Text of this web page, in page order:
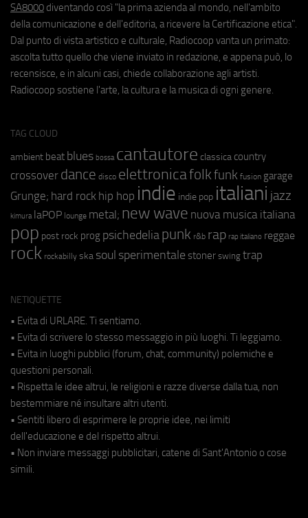
SA8000 diventando così "la prima azienda al mondo, nell'ambito
della comunicazione e dell'editoria, a ricevere la Certificazione etica".
Dal punto di vista artistico e culturale, Radiocoop vanta un primato:
ascolta tutto quello che viene inviato in redazione, e appena può, lo
recensisce, e in alcuni casi, chiede collaborazione agli artisti.
Radiocoop sostiene l'arte, la cultura e la musica di ogni genere.
TAG CLOUD
ambient beat blues bossa cantautore classica country
crossover dance disco elettronicafolkfunk fusion garage
Grunge; hard rock hip hop indie indie pop italiani jazz
kimura laPOP lounge metal; new wave nuova musica italiana
pop post rock prog psichedeliapunk r&b rap rap italiano reggae
rock rockabilly ska soul sperimentale stoner swing trap
NETIQUETTE
• Evita di URLARE. Ti sentiamo.
• Evita di scrivere lo stesso messaggio in più luoghi. Ti leggiamo.
• Evita in luoghi pubblici (forum, chat, community) polemiche e
questioni personali.
• Rispetta le idee altrui, le religioni e razze diverse dalla tua, non
bestemmiare né insultare altri utenti.
• Sentiti libero di esprimere le proprie idee, nei limiti
dell'educazione e del rispetto altrui.
• Non inviare messaggi pubblicitari, catene di Sant'Antonio o cose
simili.